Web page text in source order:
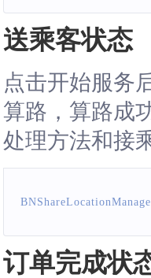
送乘客状态
点击开始服务
算路，算路成
处理方法和接
订单完成状